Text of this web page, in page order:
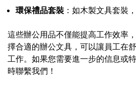
環保禮品套裝 ：如木製文具套裝
這些辦公用品不僅能提高工作效率
擇合適的辦公文具，可以讓員工在
工作。如果您需要進一步的信息或
時聯繫我們！